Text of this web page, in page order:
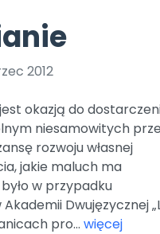
Archiwalne numery
Pomoc
Nowości
Polecamy
Promocje
uzyskała
2012
okazją do
niesamowitych
rozwoju własnej
jakie maluch ma
w przypadku
Dwujęzycznej
pro... więcej